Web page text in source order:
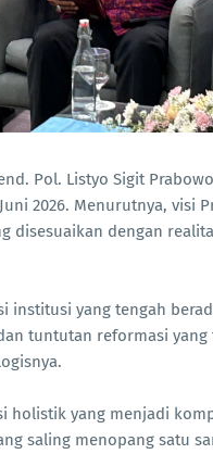
Pol. Listyo Sigit
2026. Menurutnya, visi
disesuaikan dengan
institusi yang tengah
tuntutan reformasi
holistik yang menjadi
saling menopang satu